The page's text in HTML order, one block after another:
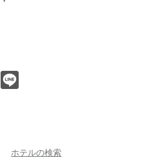
ホテルの検索